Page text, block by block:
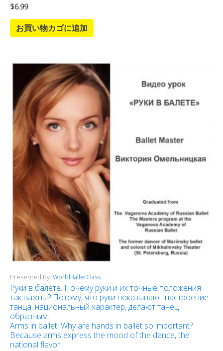
$6.99
お買い物カゴに追加
Presented By: WorldBalletClass
Руки в балете. Почему руки и их точные положения
так важны? Потому, что руки показывают настроение
танца, национальный характер, делают танец
образным.
Arms in ballet. Why are hands in ballet so important?
Because arms express the mood of the dance, the
national flavor.